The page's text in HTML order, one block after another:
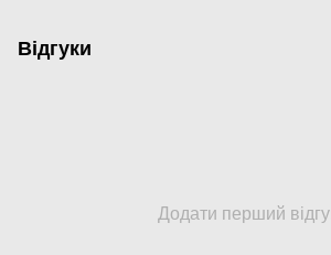
Відгуки
Додати перший